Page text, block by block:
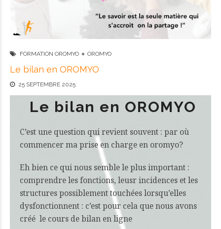
FORMATION OROMYO OROMYO
Le bilan en OROMYO
25 SEPTEMBRE 2025
Le bilan en OROMYO
C’est une question qui revient souvent : par où
commencer ma prise en charge en oromyo?
Eh bien ce qui nous semble le plus important :
comprendre les fonctions, leusr incidences et les
structures possiblement touchées lorsqu’elles
dysfonctionnent : c’est pour cela que nous avons
créé le cours debilan en ligne